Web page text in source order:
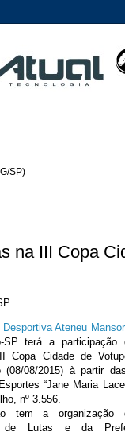
SP)
na III Copa
Ateneu Mansor
SP terá a
Copa Cidade de
(08/08/2015) à partir
“Jane Maria
nº 3.556.
tem a organização
de Lutas e da